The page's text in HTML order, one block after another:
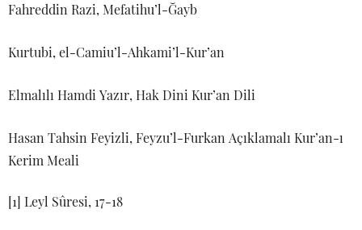
Fahreddin Razi, Mefatihu’l-Ğayb
Kurtubi, el-Camiu’l-Ahkami’l-Kur’an
Elmalılı Hamdi Yazır, Hak Dini Kur’an Dili
Hasan Tahsin Feyizli, Feyzu’l-Furkan Açıklamalı Kur’an-ı
Kerim Meali
[1] Leyl Sûresi, 17-18